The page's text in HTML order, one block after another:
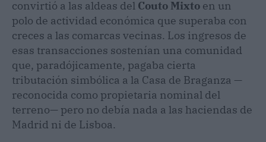
convirtió a las aldeas del Couto Mixto en un
polo de actividad económica que superaba con
creces a las comarcas vecinas. Los ingresos de
esas transacciones sostenían una comunidad
que, paradójicamente, pagaba cierta
tributación simbólica a la Casa de Braganza —
reconocida como propietaria nominal del
terreno— pero no debía nada a las haciendas de
Madrid ni de Lisboa.